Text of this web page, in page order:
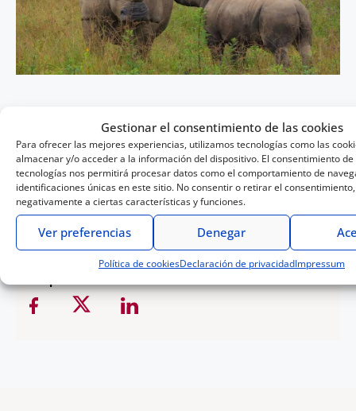
Gestionar el consentimiento de las cookies
Para ofrecer las mejores experiencias, utilizamos tecnologías como las
almacenar y/o acceder a la información del dispositivo. El consentimiento de
tecnologías nos permitirá procesar datos como el comportamiento de
identificaciones únicas en este sitio. No consentir o retirar el
negativamente a ciertas características y funciones.
Denegar
Ver preferencias
Política de cookiesDeclaración de privacidadImpressum
Iñaki Relanzón
Con treinta años de trayectoria, este fotógrafo de
naturaleza ha pasado de capturar paisajes naturales a
centrarse en especies en peligro de extinción para
contribuir a la conservación del patrimonio natural.
Más información